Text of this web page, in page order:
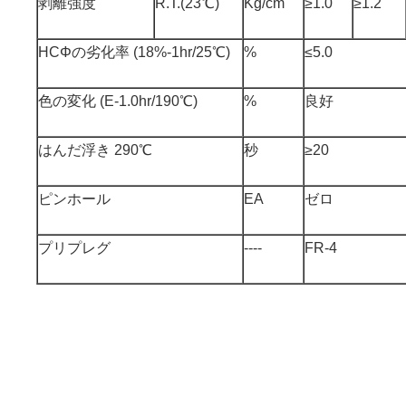
剥離強度 R.T.(23℃) Kg/cm ≥1.0 ≥1.2
HCΦの劣化率 (18%-1hr/25℃) % ≤5.0
色の変化 (E-1.0hr/190℃) % 良好
はんだ浮き 290℃ 秒 ≥20
ピンホール EA ゼロ
プリプレグ ---- FR-4